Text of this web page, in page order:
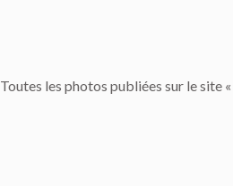
Toutes les photos publiées sur le